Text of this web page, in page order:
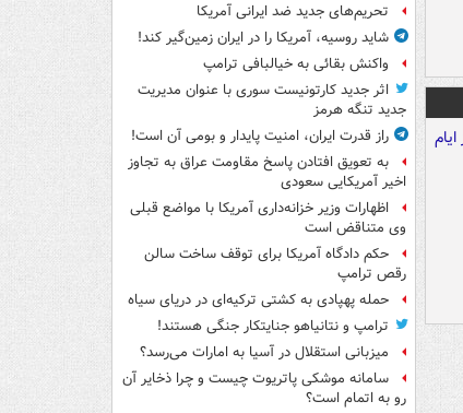
تحریم‌های جدید ضد ایرانی آمریکا
شاید روسیه، آمریکا را در ایران زمین‌گیر کند!
واکنش بقائی به خیالبافی ترامپ
اثر جدید کارتونیست سوری با عنوان مدیریت
جدید تنگه هرمز
راز قدرت ایران، امنیت پایدار و بومی آن است!
به تعویق افتادن پاسخ مقاومت عراق به تجاوز
اخیر آمریکایی سعودی
اظهارات وزیر خزانه‌داری آمریکا با مواضع قبلی
وی متناقض است
حکم دادگاه آمریکا برای توقف ساخت سالن
رقص ترامپ
حمله پهپادی به کشتی ترکیه‌ای در دریای سیاه
ترامپ و نتانیاهو جنایتکار جنگی هستند!
میزبانی استقلال در آسیا به امارات می‌رسد؟
سامانه موشکی پاتریوت چیست و چرا ذخایر آن
رو به اتمام است؟